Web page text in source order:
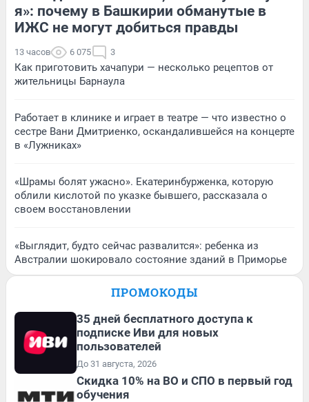
я»: почему в Башкирии обманутые в
ИЖС не могут добиться правды
13 часов 6 075 3
Как приготовить хачапури — несколько рецептов от
жительницы Барнаула
Работает в клинике и играет в театре — что известно о
сестре Вани Дмитриенко, оскандалившейся на концерте
в «Лужниках»
«Шрамы болят ужасно». Екатеринбурженка, которую
облили кислотой по указке бывшего, рассказала о
своем восстановлении
«Выглядит, будто сейчас развалится»: ребенка из
Австралии шокировало состояние зданий в Приморье
ПРОМОКОДЫ
35 дней бесплатного доступа к
подписке Иви для новых
пользователей
До 31 августа, 2026
Скидка 10% на ВО и СПО в первый год
обучения